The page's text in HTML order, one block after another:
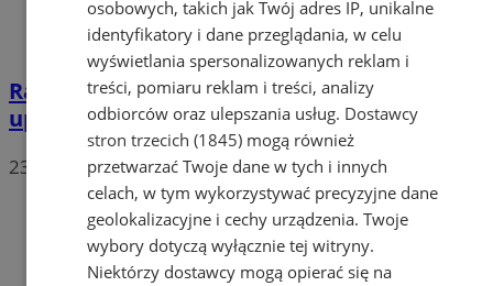
Rafał Rutkowski wystąpi w Żorach. Stand-
up „Wehikuł czasu” już w marcu
23 lutego 2026, 12:07
osobowych, takich jak Twój adres IP, unikalne
identyfikatory i dane przeglądania, w celu
wyświetlania spersonalizowanych reklam i
treści, pomiaru reklam i treści, analizy
odbiorców oraz ulepszania usług. Dostawcy
stron trzecich (1845) mogą również
przetwarzać Twoje dane w tych i innych
celach, w tym wykorzystywać precyzyjne dane
geolokalizacyjne i cechy urządzenia. Twoje
wybory dotyczą wyłącznie tej witryny.
Niektórzy dostawcy mogą opierać się na